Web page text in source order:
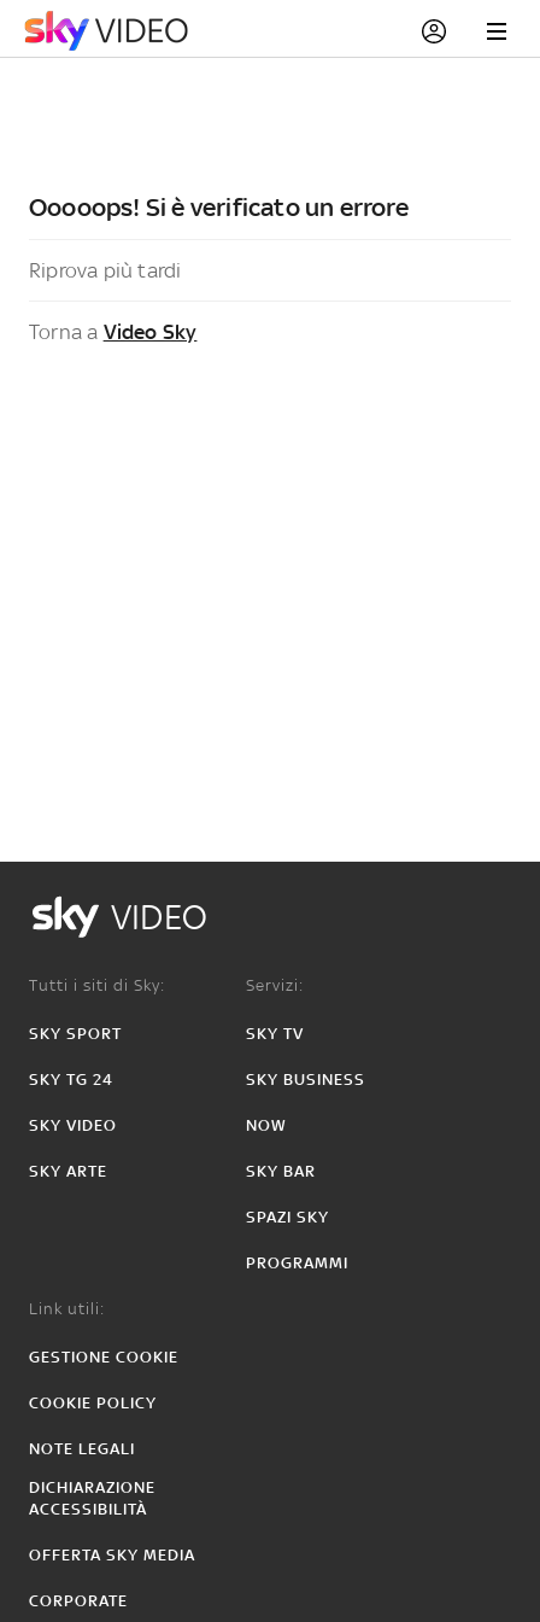
Ooooops! Si è verificato un errore
Riprova più tardi
Torna a Video Sky
VIDEO
Tutti i siti di Sky:
SKY SPORT
SKY TG 24
SKY VIDEO
SKY ARTE
Servizi:
SKY TV
SKY BUSINESS
NOW
SKY BAR
SPAZI SKY
PROGRAMMI
Link utili:
GESTIONE COOKIE
COOKIE POLICY
NOTE LEGALI
DICHIARAZIONE
ACCESSIBILITÀ
OFFERTA SKY MEDIA
CORPORATE